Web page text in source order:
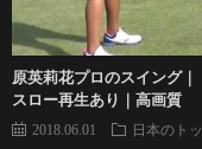
原英莉花プロのスイング
スロー再生あり｜高画質
2018.06.01 日本のト